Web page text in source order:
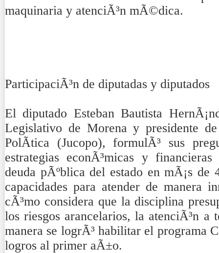
maquinaria y atenciÃ³n mÃ©dica.
ParticipaciÃ³n de diputadas y diputados
El diputado Esteban Bautista
Legislativo de Morena y presidente
PolÃ­tica (Jucopo), formulÃ³ sus
estrategias econÃ³micas y
deuda pÃºblica del estado en mÃ¡s
capacidades para atender de manera
cÃ³mo considera que la disciplina
los riesgos arancelarios, la atenciÃ³n
manera se logrÃ³ habilitar el programa
logros al primer aÃ±o.